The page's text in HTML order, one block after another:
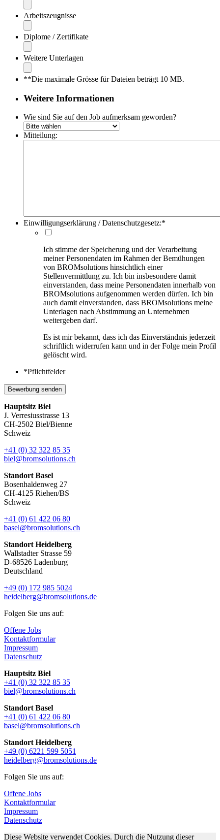
Arbeitszeugnisse
Diplome / Zertifikate
Weitere Unterlagen
**Die maximale Grösse für Dateien beträgt 10 MB.
Weitere Informationen
Wie sind Sie auf den Job aufmerksam geworden?
Mitteilung:
Einwilligungserklärung / Datenschutzgesetz:*
Ich stimme der Speicherung und der Verarbeitung
meiner Personendaten im Rahmen der Bemühungen
von BROMsolutions hinsichtlich einer
Stellenvermittlung zu. Ich bin insbesondere damit
einverstanden, dass meine Personendaten innerhalb von
BROMsolutions aufgenommen werden dürfen. Ich bin
auch damit einverstanden, dass BROMsolutions meine
Unterlagen nach Abstimmung an Unternehmen
weitergeben darf.
Es ist mir bekannt, dass ich das Einverständnis jederzeit
schriftlich widerrufen kann und in der Folge mein Profil
gelöscht wird.
*Pflichtfelder
Hauptsitz Biel
J. Verresiusstrasse 13
CH-2502 Biel/Bienne
Schweiz
+41 (0) 32 322 85 35
biel@bromsolutions.ch
Standort Basel
Bosenhaldenweg 27
CH-4125 Riehen/BS
Schweiz
+41 (0) 61 422 06 80
basel@bromsolutions.ch
Standort Heidelberg
Wallstadter Strasse 59
D-68526 Ladenburg
Deutschland
+49 (0) 172 985 5024
heidelberg@bromsolutions.de
Folgen Sie uns auf:
Offene Jobs
Kontaktformular
Impressum
Datenschutz
Hauptsitz Biel
+41 (0) 32 322 85 35
biel@bromsolutions.ch
Standort Basel
+41 (0) 61 422 06 80
basel@bromsolutions.ch
Standort Heidelberg
+49 (0) 6221 599 5051
heidelberg@bromsolutions.de
Folgen Sie uns auf:
Offene Jobs
Kontaktformular
Impressum
Datenschutz
Diese Website verwendet Cookies. Durch die Nutzung dieser